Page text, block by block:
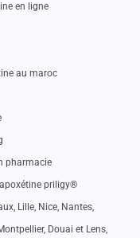
en ligne
au maroc
pharmacie
priligy®
Lille, Nice, Nantes,
Douai et Lens,